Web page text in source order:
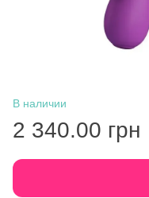
В наличии
2 340.00 грн